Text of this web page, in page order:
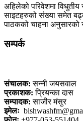
अहिलेको परिवेशमा
साइटहरुको संख्या समेत
पाठकको चाहना अनुसारको
सम्पर्क
संचालक: सन्नी जयसवाल
प्रकाशक: प्रियन्का दास
सम्पादक: साजीर मंसुर
इमेलः